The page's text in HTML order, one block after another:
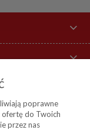
poprawne
ofertę do Twoich
przez nas